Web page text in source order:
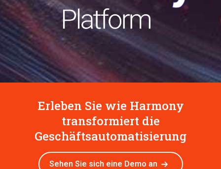
Erleben Sie wie Harmony
transformiert die
Geschäftsautomatisierung
Sehen Sie sich eine Demo an